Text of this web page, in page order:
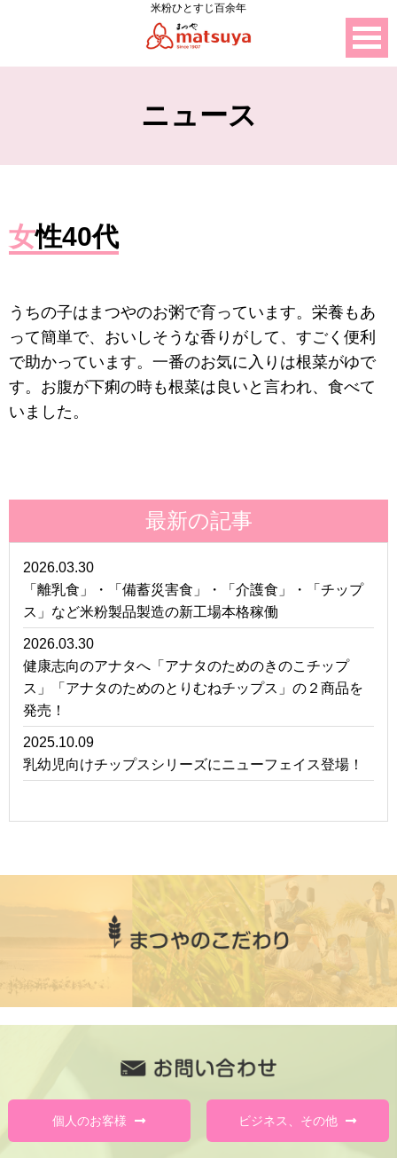
米粉ひとすじ百余年
ニュース
女性40代
うちの子はまつやのお粥で育っています。栄養もあ
って簡単で、おいしそうな香りがして、すごく便利
で助かっています。一番のお気に入りは根菜がゆで
す。お腹が下痢の時も根菜は良いと言われ、食べて
いました。
最新の記事
2026.03.30
「離乳食」・「備蓄災害食」・「介護食」・「チップ
ス」など米粉製品製造の新工場本格稼働
2026.03.30
健康志向のアナタへ「アナタのためのきのこチップ
ス」「アナタのためのとりむねチップス」の２商品を
発売！
2025.10.09
乳幼児向けチップスシリーズにニューフェイス登場！
個人のお客様 ビジネス、その他